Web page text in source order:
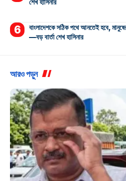
শেখ হাসিনার
বাংলাদেশকে সঠিক পথে আনতেই হবে,
—বড় বার্তা শেখ হাসিনার
আরও পড়ুন